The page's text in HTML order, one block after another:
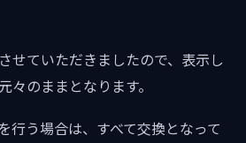
せていただきましたので、表示し
々のままとなります。
行う場合は、すべて交換となって